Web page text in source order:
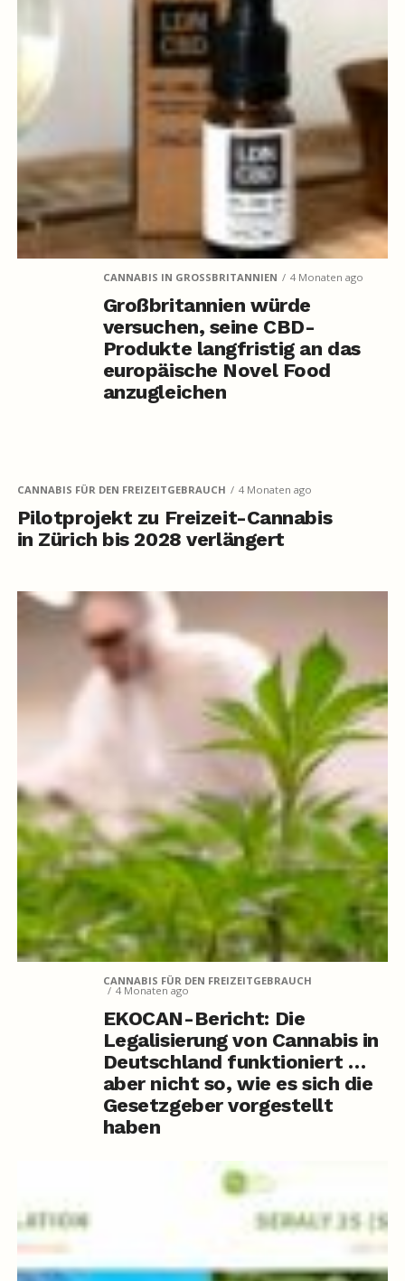
CANNABIS IN GROSSBRITANNIEN 4 Monaten ago
Großbritannien würde
versuchen, seine CBD-
Produkte langfristig an das
europäische Novel Food
anzugleichen
CANNABIS FÜR DEN FREIZEITGEBRAUCH 4 Monaten ago
Pilotprojekt zu Freizeit-Cannabis
in Zürich bis 2028 verlängert
CANNABIS FÜR DEN FREIZEITGEBRAUCH
4 Monaten ago
EKOCAN-Bericht: Die
Legalisierung von Cannabis in
Deutschland funktioniert …
aber nicht so, wie es sich die
Gesetzgeber vorgestellt
haben